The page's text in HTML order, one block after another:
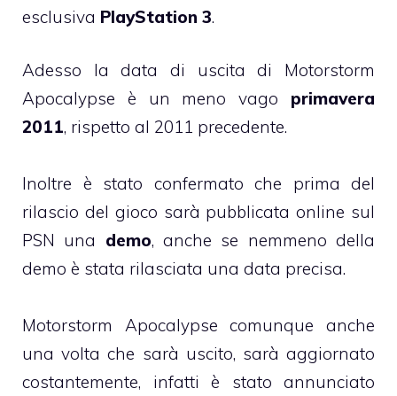
esclusiva PlayStation 3.
Adesso la data di uscita di Motorstorm
Apocalypse è un meno vago primavera
2011, rispetto al 2011 precedente.
Inoltre è stato confermato che prima del
rilascio del gioco sarà pubblicata online sul
PSN una demo, anche se nemmeno della
demo è stata rilasciata una data precisa.
Motorstorm Apocalypse comunque anche
una volta che sarà uscito, sarà aggiornato
costantemente, infatti è stato annunciato